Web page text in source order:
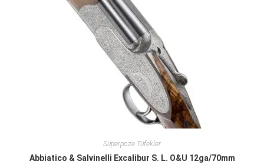
Süperpoze Tüfekler
Abbiatico & Salvinelli Excalibur S. L. O&U 12ga/70mm